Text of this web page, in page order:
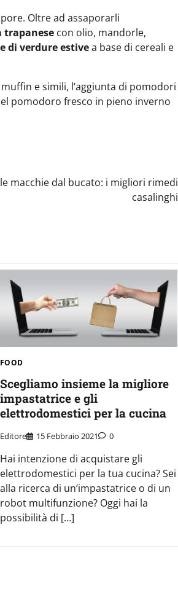
Oltre ad assaporarli
trapanese con olio, mandorle,
di verdure estivea base di cereali e
e simili, l’aggiunta di pomodori
pomodoro fresco in pieno inverno
macchie dal bucato: i migliori rimedi
casalinghi
FOOD
Scegliamo insieme la migliore
impastatrice e gli
elettrodomestici per la cucina
Editore 15 Febbraio 2021 0
Hai intenzione di acquistare gli
elettrodomestici per la tua cucina? Sei
alla ricerca di un’impastatrice o di un
robot multifunzione? Oggi hai la
possibilità di […]